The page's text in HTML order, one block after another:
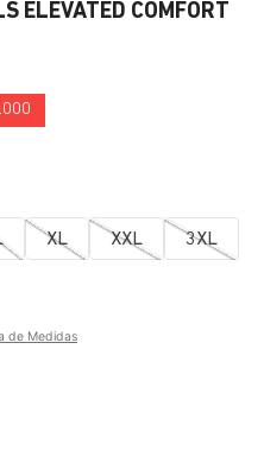
ELEVATED COMFORT
.000
XL XXL 3XL
de Medidas